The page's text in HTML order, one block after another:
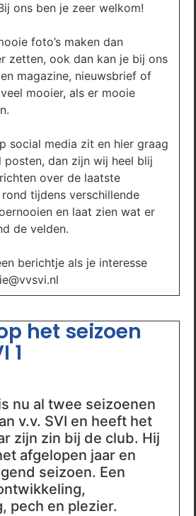
ons ben je zeer welkom!
foto’s maken dan
zetten, ook dan kan je bij ons
magazine, nieuwsbrief of
mooier, als er mooie
social media zit en hier graag
dan zijn wij heel blij
over de laatste
tijdens verschillende
en laat zien wat er
de velden.
berichtje als je interesse
het seizoen
1
nu al twee seizoenen
v.v. SVI en heeft het
zijn zin bij de club. Hij
afgelopen jaar en
seizoen. Een
pech en plezier.